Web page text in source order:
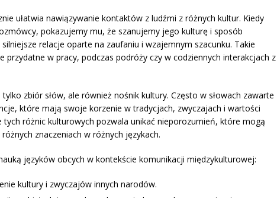
ułatwia nawiązywanie kontaktów z ludźmi z różnych kultur. Kiedy
pokazujemy mu, że szanujemy jego kulturę i sposób
relacje oparte na zaufaniu i wzajemnym szacunku. Takie
przydatne w pracy, podczas podróży czy w codziennych interakcjach z
zbiór słów, ale również nośnik kultury. Często w słowach zawarte
które mają swoje korzenie w tradycjach, zwyczajach i wartości
tych różnic kulturowych pozwala unikać nieporozumień, które mogą
znaczeniach w różnych językach.
języków obcych w kontekście komunikacji międzykulturowej:
kultury i zwyczajów innych narodów.